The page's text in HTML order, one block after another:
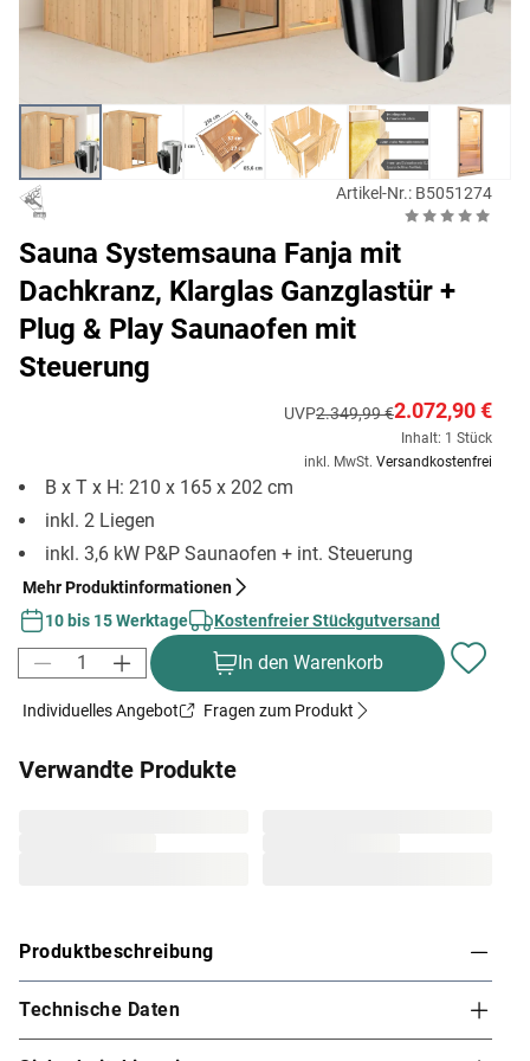
Artikel-Nr.: B5051274
Sauna Systemsauna Fanja mit
Dachkranz, Klarglas Ganzglastür +
Plug & Play Saunaofen mit
Steuerung
UVP2.349,99 €2.072,90 €
Inhalt: 1 Stück
inkl. MwSt. Versandkostenfrei
B x T x H: 210 x 165 x 202 cm
inkl. 2 Liegen
inkl. 3,6 kW P&P Saunaofen + int. Steuerung
Mehr Produktinformationen
10 bis 15 Werktage
Kostenfreier Stückgutversand
In den Warenkorb
Individuelles Angebot Fragen zum Produkt
Verwandte Produkte
Produktbeschreibung
Karibu Innensauna Fanja in Systembauweise für
1-2 Personen
Technische Daten